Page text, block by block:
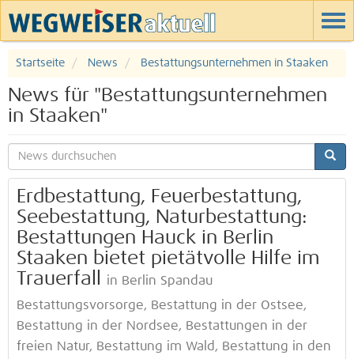
Startseite News Bestattungsunternehmen in Staaken
News für "Bestattungsunternehmen
in Staaken"
Erdbestattung, Feuerbestattung,
Seebestattung, Naturbestattung:
Bestattungen Hauck in Berlin
Staaken bietet pietätvolle Hilfe im
Trauerfall
in Berlin Spandau
Bestattungsvorsorge, Bestattung in der Ostsee,
Bestattung in der Nordsee, Bestattungen in der
freien Natur, Bestattung im Wald, Bestattung in den